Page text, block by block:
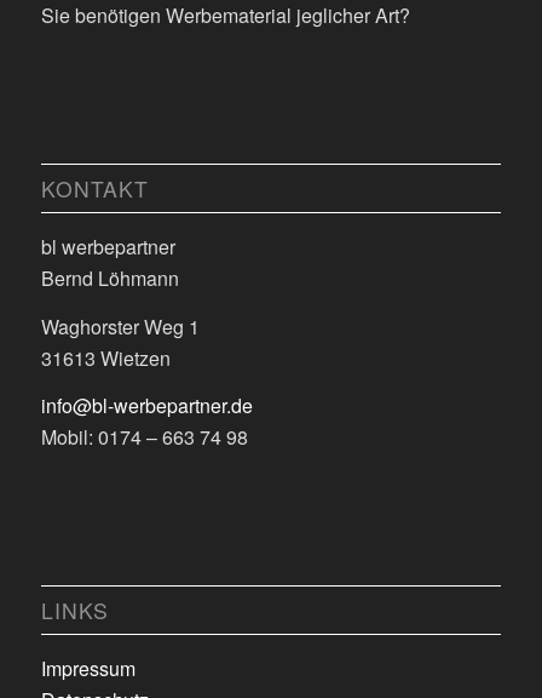
Sie benötigen Werbematerial jeglicher Art?
KONTAKT
bl werbepartner
Bernd Löhmann
Waghorster Weg 1
31613 Wietzen
info@bl-werbepartner.de
Mobil: 0174 – 663 74 98
LINKS
Impressum